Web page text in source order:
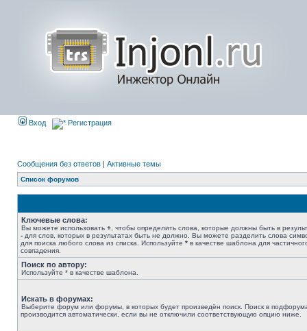
Вход Регистрация
Сообщения без ответов | Активные темы
Список форумов
Ключевые слова:
Вы можете использовать + , чтобы определить слова, которые должны быть в
- для слов, которых в результатах быть не должно. Вы можете разделить слова
для поиска любого слова из списка. Используйте * в качестве шаблона для
совпадения.
Поиск по автору:
Используйте * в качестве шаблона.
Искать в форумах:
Выберите форум или форумы, в которых будет произведён поиск. Поиск в
производится автоматически, если вы не отключили соответствующую опцию ниже.